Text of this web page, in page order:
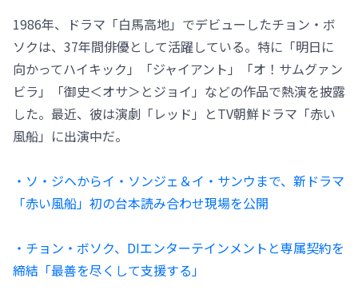
1986年、ドラマ「白馬高地」でデビューしたチョン・ボ
ソクは、37年間俳優として活躍している。特に「明日に
向かってハイキック」「ジャイアント」「オ！サムグァン
ビラ」「御史＜オサ＞とジョイ」などの作品で熱演を披露
した。最近、彼は演劇「レッド」とTV朝鮮ドラマ「赤い
風船」に出演中だ。
・ソ・ジヘからイ・ソンジェ＆イ・サンウまで、新ドラマ
「赤い風船」初の台本読み合わせ現場を公開
・チョン・ボソク、DIエンターテインメントと専属契約を
締結「最善を尽くして支援する」